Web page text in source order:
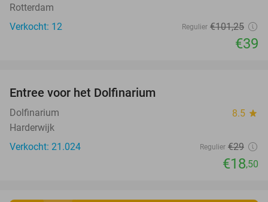
Rotterdam
Verkocht: 12
Regulier €101,25
€39
Entree voor het Dolfinarium
Dolfinarium 8.5 star
Harderwijk
Verkocht: 21.024
Regulier €29
€18,50